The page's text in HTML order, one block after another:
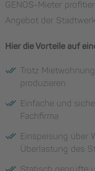
GENOS-Mieter
Angebot der
Hier die Vorteile auf
Trotz
produzieren
Einfache und
Fachfirma
Einspeisung über
Überlastung des